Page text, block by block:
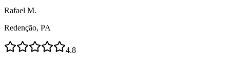
Rafael M.
Redenção, PA
4.8